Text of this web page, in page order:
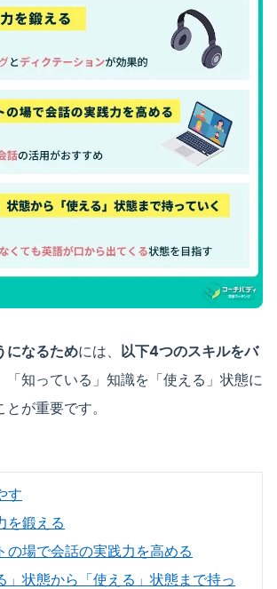
になるためには、 以下4つのスキルをバ
、「知っている」知識を「使える」状態に
が重要です。
す
を鍛える
の場で会話の実践力を高める
」状態から「使える」状態まで持っ